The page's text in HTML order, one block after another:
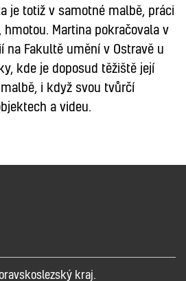
je totiž v samotné malbě, práci
Martina pokračovala v
na Fakultě umění v Ostravě u
kde je doposud těžiště její
i když svou tvůrčí
a videu.
kraj.